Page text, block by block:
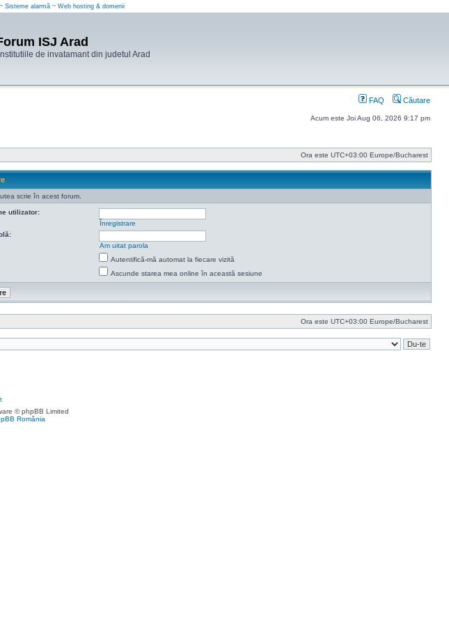
alarmă ~ Web hosting & domenii
ISJ Arad
de invatamant din judetul Arad
FAQ Căutare
Acum este Joi Aug 06, 2026 9:17 pm
Ora este UTC+03:00 Europe/Bucharest
scrie în acest forum.
utilizator:
Înregistrare
Am uitat parola
Autentifică-mă automat la fiecare vizită
Ascunde starea mea online în această sesiune
Ora este UTC+03:00 Europe/Bucharest
© phpBB Limited
România